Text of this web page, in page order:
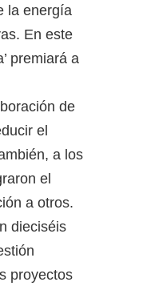
la energía
En este
premiará a
de
el
a los
el
a otros.
dieciséis
proyectos